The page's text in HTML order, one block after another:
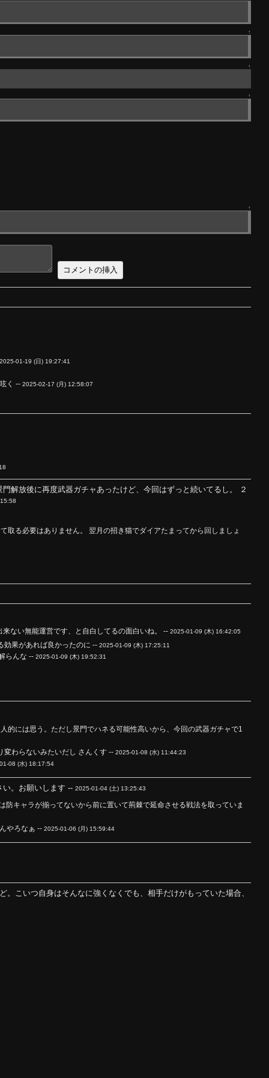
↑
↑
↑
↑
2025-01-19 (日) 19:27:41
く --2025-02-17 (月) 12:58:07
解放後に再度武器ガチャあったけど、今回はずっと続いてるし。 ２
取る必要はありません。 翌月の招き猫でダイアたまってから回しましょ
ない無能運営です、と自白してるの面白いね。 --2025-01-09 (木) 16:42:05
効果があれば良かったのに --2025-01-09 (木) 17:25:11
らんな --2025-01-09 (木) 19:52:31
的には思う。ただし景門でハネる可能性高いから、今回の武器ガチャで1
変わらないみたいだし さんくす --2025-01-08 (水) 11:44:23
08 (水) 18:17:54
い。お願いします --2025-01-04 (土) 13:25:43
キャラが揃ってないから前に置いて荊棘で延命させる戦法を取っていま
やろなぁ --2025-01-06 (月) 15:59:44
こいつ自身はそんなに強くなくでも、相手だけがもっていた場合、